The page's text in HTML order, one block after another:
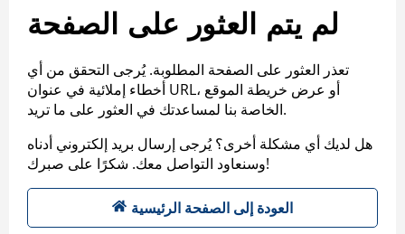
لم يتم العثور على الصفحة
تعذر العثور على الصفحة المطلوبة. يُرجى التحقق من أي
أخطاء إملائية في عنوان URL، أو عرض خريطة الموقع
الخاصة بنا لمساعدتك في العثور على ما تريد.
هل لديك أي مشكلة أخرى؟ يُرجى إرسال بريد إلكتروني أدناه
وسنعاود التواصل معك. شكرًا على صبرك!
العودة إلى الصفحة الرئيسية